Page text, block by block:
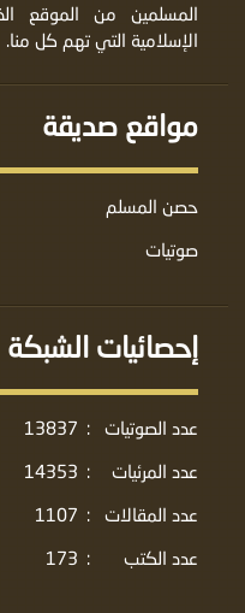
المسلمين من الموقع
الإسلامية التي تهم كل منا.
مواقع صديقة
حصن المسلم
صوتيات
إحصائيات الشبكة
عدد الصوتيات :
13837
عدد المرئيات
:
14353
عدد المقالات
:
1107
عدد الكتب
:
173